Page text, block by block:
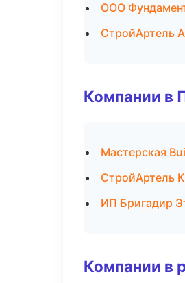
ООО
СтройАртель
Компании в
Мастерская
СтройАртель
ИП Бригадир
Компании в